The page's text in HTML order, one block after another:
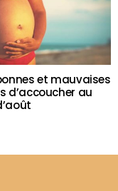
et mauvaises
d’accoucher au